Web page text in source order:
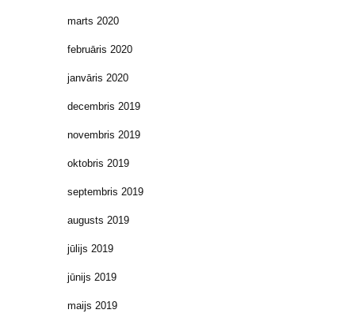
marts 2020
februāris 2020
janvāris 2020
decembris 2019
novembris 2019
oktobris 2019
septembris 2019
augusts 2019
jūlijs 2019
jūnijs 2019
maijs 2019